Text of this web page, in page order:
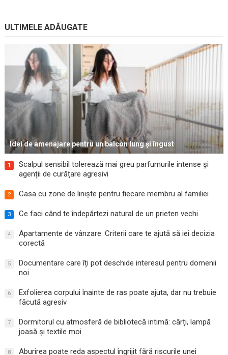
ULTIMELE ADĂUGATE
Idei de amenajare pentru un balcon lung și îngust
1
Scalpul sensibil tolerează mai greu parfumurile intense și
agenții de curățare agresivi
2 Casa cu zone de liniște pentru fiecare membru al familiei
3 Ce faci când te îndepărtezi natural de un prieten vechi
4
Apartamente de vânzare: Criterii care te ajută să iei decizia
corectă
5
Documentare care îți pot deschide interesul pentru domenii
noi
6
Exfolierea corpului înainte de ras poate ajuta, dar nu trebuie
făcută agresiv
7
Dormitorul cu atmosferă de bibliotecă intimă: cărți, lampă
joasă și textile moi
8 Aburirea poate reda aspectul îngrijit fără riscurile unei